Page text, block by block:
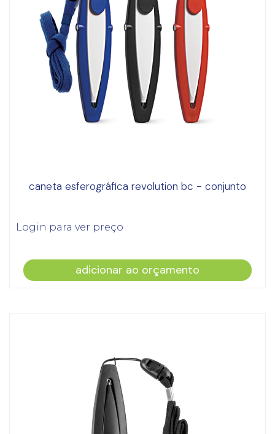
caneta esferográfica revolution bc - conjunto
Login para ver preço
adicionar ao orçamento